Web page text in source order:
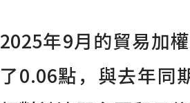
2025年9月的貿易加
了0.06點，與去年同